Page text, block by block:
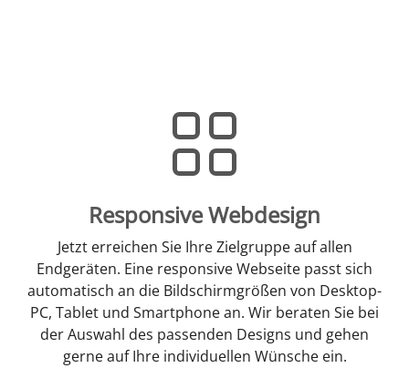
Responsive Webdesign
Jetzt erreichen Sie Ihre Zielgruppe auf allen
Endgeräten. Eine responsive Webseite passt sich
automatisch an die Bildschirmgrößen von Desktop-
PC, Tablet und Smartphone an. Wir beraten Sie bei
der Auswahl des passenden Designs und gehen
gerne auf Ihre individuellen Wünsche ein.